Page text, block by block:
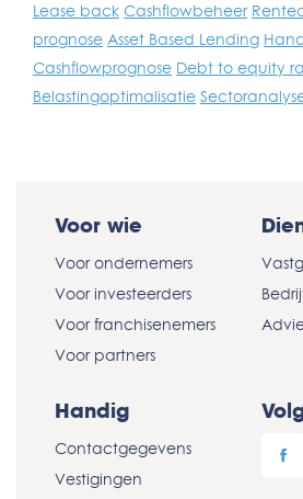
Lease back Cashflowbeheer
prognose Asset Based Lending
Cashflowprognose Debt to equity
Belastingoptimalisatie
Voor wie
Voor ondernemers
Voor investeerders
Voor franchisenemers
Voor partners
Handig
Contactgegevens
Vestigingen